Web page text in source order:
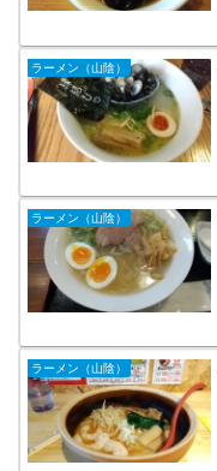
ラーメン（山陰）
ラーメン（山陰）
ラーメン（山陰）